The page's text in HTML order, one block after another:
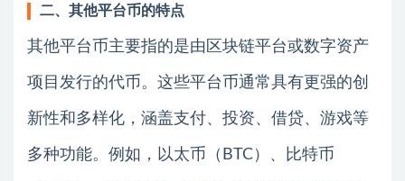
二、其他平台币的特点
其他平台币主要指的是由区块链平台或数字资产
项目发行的代币。这些平台币通常具有更强的创
新性和多样化，涵盖支付、投资、借贷、游戏等
多种功能。例如，以太币（BTC）、比特币